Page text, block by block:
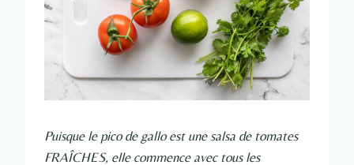
Puisque le pico de gallo est une salsa de tomates
FRAÎCHES, elle commence avec tous les